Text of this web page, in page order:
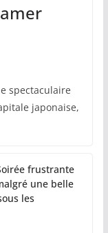
spectaculaire
japonaise,
frustrante
une belle
les